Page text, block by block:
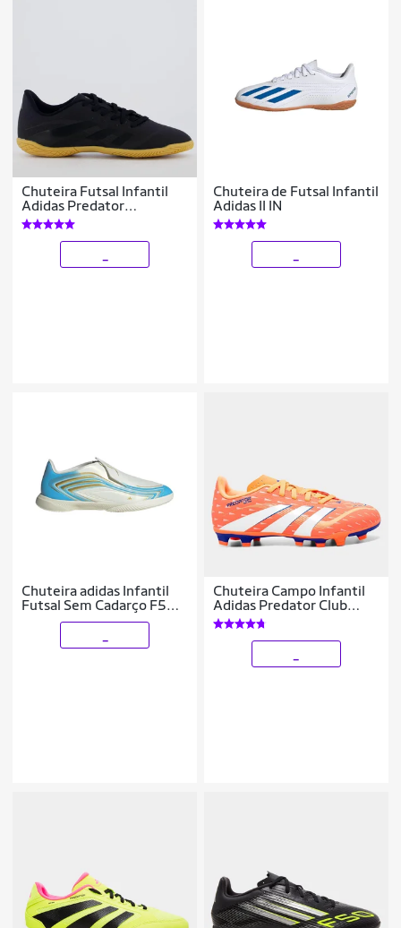
Chuteira Futsal Infantil
Adidas Predator
Artilheira 25
Chuteira de Futsal Infantil
Adidas II IN
Chuteira adidas Infantil
Futsal Sem Cadarço F50
Messi League
Chuteira Campo Infantil
Adidas Predator Club
Unissex